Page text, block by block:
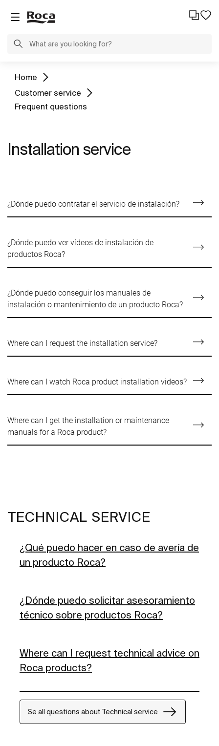
Home
Customer service
Frequent questions
Installation service
¿Dónde puedo contratar el servicio de instalación?
¿Dónde puedo ver vídeos de instalación de
productos Roca?
¿Dónde puedo conseguir los manuales de
instalación o mantenimiento de un producto Roca?
Where can I request the installation service?
Where can I watch Roca product installation videos?
Where can I get the installation or maintenance
manuals for a Roca product?
TECHNICAL SERVICE
¿Qué puedo hacer en caso de avería de
un producto Roca?
¿Dónde puedo solicitar asesoramiento
técnico sobre productos Roca?
Where can I request technical advice on
Roca products?
Se all questions about Technical service